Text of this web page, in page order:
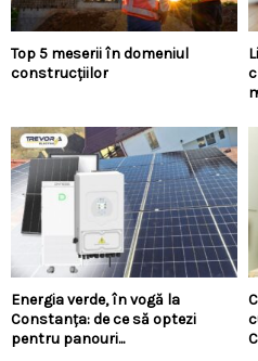
Top 5 meserii în domeniul
construcțiilor
Energia verde, în vogă la
Constanța: de ce să optezi
pentru panouri...